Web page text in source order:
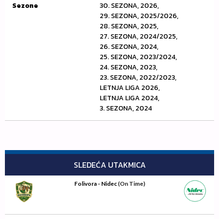
Sezone
30. SEZONA, 2026,
29. SEZONA, 2025/2026,
28. SEZONA, 2025,
27. SEZONA, 2024/2025,
26. SEZONA, 2024,
25. SEZONA, 2023/2024,
24. SEZONA, 2023,
23. SEZONA, 2022/2023,
LETNJA LIGA 2026,
LETNJA LIGA 2024,
3. SEZONA, 2024
SLEDEĆA UTAKMICA
Folivora - Nidec(On Time)